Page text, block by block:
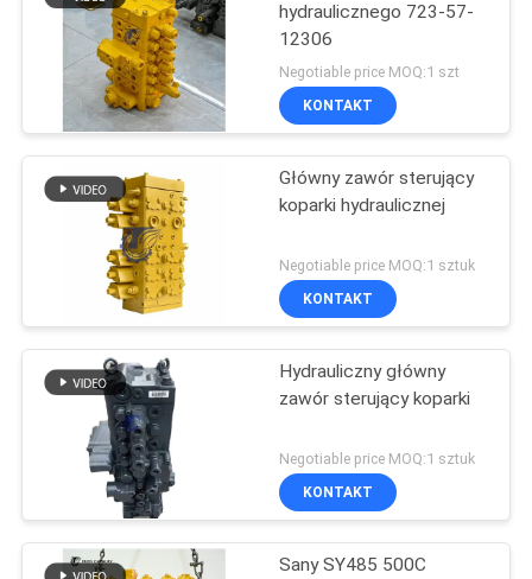
hydraulicznego 723-57-
12306
Negotiable price MOQ:1 szt
KONTAKT
Główny zawór sterujący
koparki hydraulicznej
Negotiable price MOQ:1 sztuk
KONTAKT
Hydrauliczny główny
zawór sterujący koparki
Negotiable price MOQ:1 sztuk
KONTAKT
Sany SY485 500C